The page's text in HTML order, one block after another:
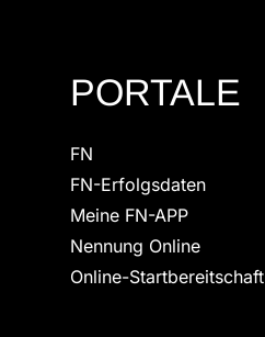
PORTALE
FN
FN-Erfolgsdaten
Meine FN-APP
Nennung Online
Online-Startbereitschaft